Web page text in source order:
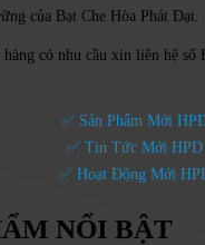
của Bạt Che Hòa Phát Đạt.
hàng có nhu cầu xin liên hệ số
✅ Sản Phẩm Mới
✅ Tin Tức Mới HPD
✅ Hoạt Động Mới
NỔI BẬT